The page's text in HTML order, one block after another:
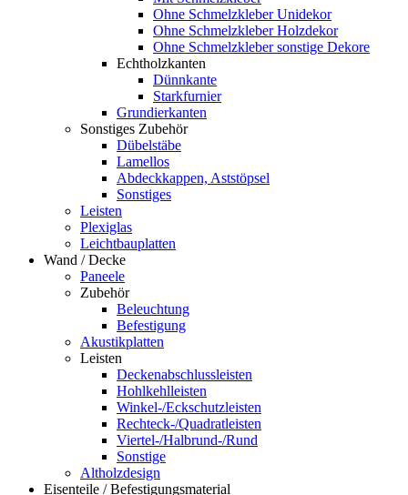
Ohne Schmelzkleber Unidekor
Ohne Schmelzkleber Holzdekor
Ohne Schmelzkleber sonstige Dekore
Echtholzkanten
Dünnkante
Starkfurnier
Grundierkanten
Sonstiges Zubehör
Dübelstäbe
Lamellos
Abdeckkappen, Aststöpsel
Sonstiges
Leisten
Plexiglas
Leichtbauplatten
Wand / Decke
Paneele
Zubehör
Beleuchtung
Befestigung
Akustikplatten
Leisten
Deckenabschlussleisten
Hohlkehlleisten
Winkel-/Eckschutzleisten
Rechteck-/Quadratleisten
Viertel-/Halbrund-/Rund
Sonstige
Altholzdesign
Eisenteile / Befestigungsmaterial